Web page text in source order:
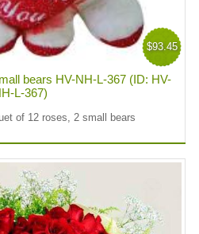
$93.45
bears HV-NH-L-367 (ID: HV-
L-367)
of 12 roses, 2 small bears